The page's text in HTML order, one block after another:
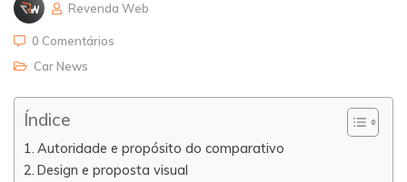
Revenda Web
0 Comentários
Car News
Índice
Autoridade e propósito do comparativo
Design e proposta visual